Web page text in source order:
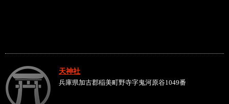
天神社
兵庫県加古郡稲美町野寺字鬼河原谷1049番